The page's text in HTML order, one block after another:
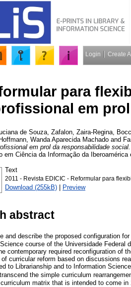
Login Create
para
em
de Souza Zafalon, Zaira-Regina
Hoffmann, Wanda Aparecida Machado and
em prol da responsabilidade social.
em Ciência da Informação da
Text
2011 - Revista EDICIC - Reformular para
Download (255kB) | Preview
abstract
and describe the proposed configuration
Science course of the Universidade
contemporary required reconfiguration of
curricular reform based on discussions
to Librarianship and to Information
the simple curriculum
matrix that is intended to come in